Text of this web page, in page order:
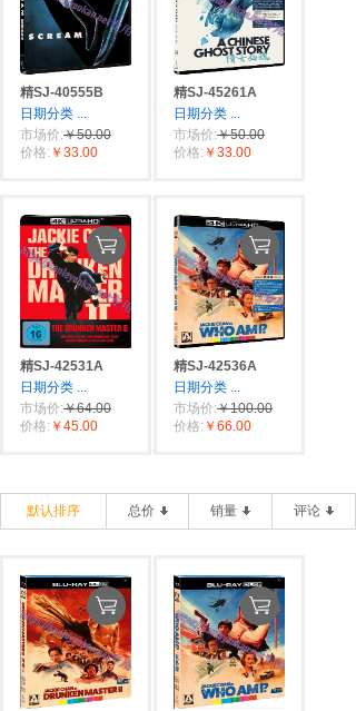
精SJ-40555B
日期分类 ...
市场价:￥50.00
价格: ￥33.00
精SJ-45261A
日期分类 ...
市场价:￥50.00
价格: ￥33.00
精SJ-42531A
日期分类 ...
市场价:￥64.00
价格: ￥45.00
精SJ-42536A
日期分类 ...
市场价:￥100.00
价格: ￥66.00
默认排序 总价 销量 评论